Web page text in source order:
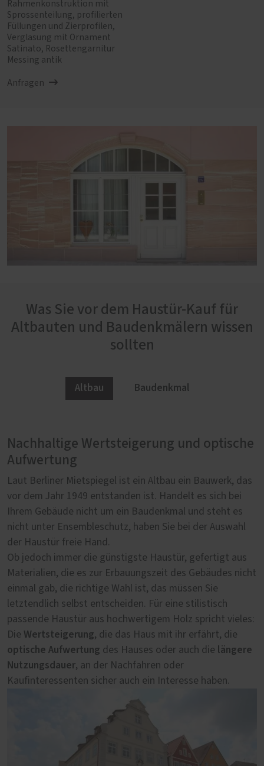
Rahmenkonstruktion mit
Sprossenteilung, profilierten
Füllungen und Zierprofilen,
Verglasung mit Ornament
Satinato, Rosettengarnitur
Messing antik
Anfragen
Was Sie vor dem Haustür-Kauf für
Altbauten und Baudenkmälern wissen
sollten
Altbau Baudenkmal
Nachhaltige Wertsteigerung und optische
Aufwertung
Laut Berliner Mietspiegel ist ein Altbau ein Bauwerk, das
vor dem Jahr 1949 entstanden ist. Handelt es sich bei
Ihrem Gebäude nicht um ein Baudenkmal und steht es
nicht unter Ensembleschutz, haben Sie bei der Auswahl
der Haustür freie Hand.
Ob jedoch immer die günstigste Haustür, gefertigt aus
Materialien, die es zur Erbauungszeit des Gebäudes nicht
einmal gab, die richtige Wahl ist, das müssen Sie
letztendlich selbst entscheiden. Für eine stilistisch
passende Haustür aus hochwertigem Holz spricht vieles:
Die Wertsteigerung, die das Haus mit ihr erfährt, die
optische Aufwertung des Hauses oder auch die längere
Nutzungsdauer, an der Nachfahren oder
Kaufinteressenten sicher auch ein Interesse haben.
Behördliche Vorgaben bringen finanzielle
Vorteile
Steht ein Gebäude unter Denkmalschutz, gilt es vor dem
Kauf einer neuen Haustür Rücksprache mit der
zuständigen Denkmalschutzbehörde zu halten. Existiert
noch eine bauzeitliche Haustür in annehmbarem
Zustand, wird die Behörde auf deren Erhalt, also die
Restaurierung, bestehen. Sollte die historische Haustür
bereits gegen eine unpassende Tür ausgetauscht
worden sein, können eventuell noch in der Nachbarschaft
vorhandene und in die Bauzeit passende alte Türen als
Rekonstruktionsvorlage genutzt werden. Im nächsten
Schritt können wir als Fachbetrieb beratend tätig werden
und mit einer Konstruktionszeichnung sowie einem
detaillierten Angebot wichtige Unterlagen für den
Antrag auf denkmalrechtliche Genehmigung der neuen
nach erteilter Genehmigung der Denkmalschutzbehörde
ausgelöst werden. Übrigens: Dank der steuerrechtlichen
Absetzung für Abnutzung, umgangssprachlich auch
genannt, können Sie
bis zu 100 % der